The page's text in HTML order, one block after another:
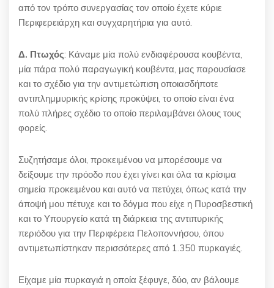
από τον τρόπο συνεργασίας τον οποίο έχετε κύριε
Περιφερειάρχη και συγχαρητήρια για αυτό.
Δ. Πτωχός: Κάναμε μία πολύ ενδιαφέρουσα κουβέντα,
μία πάρα πολύ παραγωγική κουβέντα, μας παρουσίασε
και το σχέδιο για την αντιμετώπιση οποιασδήποτε
αντιπλημμυρικής κρίσης προκύψει, το οποίο είναι ένα
πολύ πλήρες σχέδιο το οποίο περιλαμβάνει όλους τους
φορείς.
Συζητήσαμε όλοι, προκειμένου να μπορέσουμε να
δείξουμε την πρόοδο που έχει γίνει και όλα τα κρίσιμα
σημεία προκειμένου και αυτό να πετύχει, όπως κατά την
άποψή μου πέτυχε και το δόγμα που είχε η Πυροσβεστική
και το Υπουργείο κατά τη διάρκεια της αντιπυρικής
περιόδου για την Περιφέρεια Πελοποννήσου, όπου
αντιμετωπίστηκαν περισσότερες από 1.350 πυρκαγιές.
Είχαμε μία πυρκαγιά η οποία ξέφυγε, δύο, αν βάλουμε